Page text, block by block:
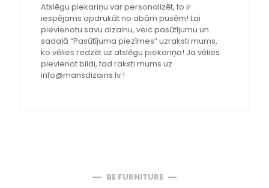
Atslēgu piekariņu var personalizēt, to ir
iespējams apdrukāt no abām pusēm! Lai
pievienotu savu dizainu, veic pasūtījumu un
sadaļā “Pasūtījuma piezīmes” uzraksti mums,
ko vēlies redzēt uz atslēgu piekariņa! Ja vēlies
pievienot bildi, tad raksti mums uz
info@mansdizains.lv !
BE FURNITURE